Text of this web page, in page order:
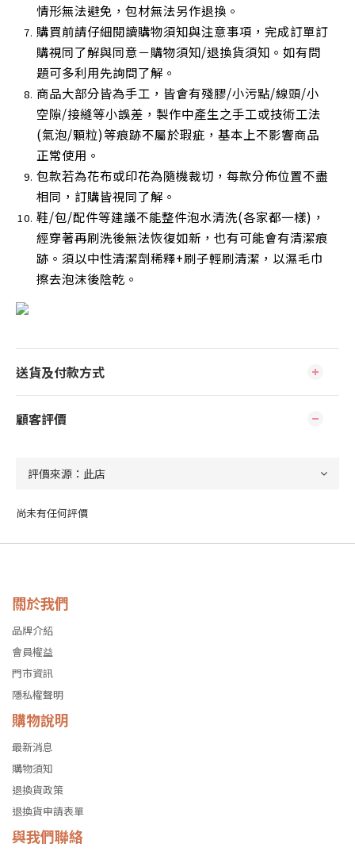
情形無法避免，包材無法另作退換。
購買前請仔細閱讀購物須知與注意事項，完成訂單訂
購視同了解與同意－購物須知/退換貨須知。如有問
題可多利用先詢問了解。
商品大部分皆為手工，皆會有殘膠/小污點/線頭/小
空隙/接縫等小誤差，製作中產生之手工或技術工法
(氣泡/顆粒)等痕跡不屬於瑕疵，基本上不影響商品
正常使用 。
包款若為花布或印花為隨機裁切，每款分佈位置不盡
相同，訂購皆視同了解。
鞋/包/配件等建議不能整件泡水清洗(各家都一樣)，
經穿著再刷洗後無法恢復如新，也有可能會有清潔痕
跡。須以中性清潔劑稀釋+刷子輕刷清潔，以濕毛巾
擦去泡沫後陰乾 。
送貨及付款方式
顧客評價
尚未有任何評價
關於我們
品牌介紹
會員權益
門市資訊
隱私權聲明
購物說明
最新消息
購物須知
退換貨政策
退換貨申請表單
與我們聯絡